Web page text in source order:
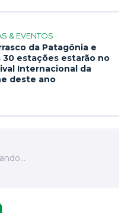
& EVENTOS
da Patagônia e
30 estações estarão no
Internacional da
deste ano